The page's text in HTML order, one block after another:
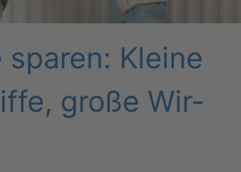
spa­ren: Klei­ne
große Wir­